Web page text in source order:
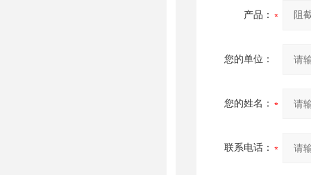
产品：
您的单位：
您的姓名：
联系电话：